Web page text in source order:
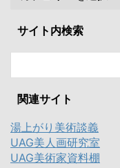
サイト内検索
関連サイト
湯上がり美術談義
UAG美人画研究室
UAG美術家資料棚